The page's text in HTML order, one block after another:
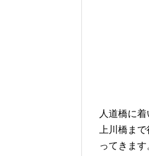
人道橋に
上川橋ま
ってきま